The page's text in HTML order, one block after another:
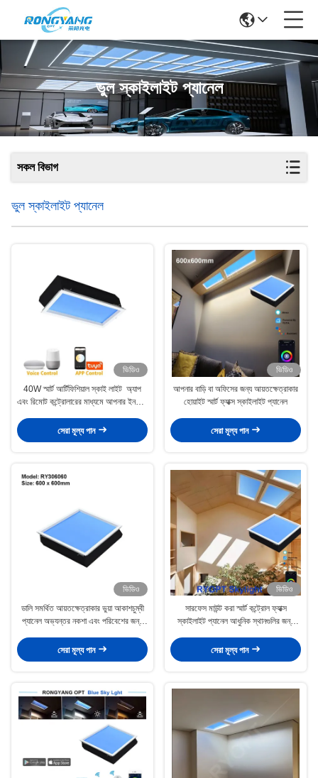
ভুল স্কাইলাইট প্যানেল
সকল বিভাগ
ভুল স্কাইলাইট প্যানেল
ভিডিও
40W স্মার্ট আর্টিফিশিয়াল স্কাই লাইট ️ অ্যাপ
এবং রিমোট কন্ট্রোলারের মাধ্যমে আপনার ইনডোর
সেরা মূল্য পান
ভিডিও
আপনার বাড়ি বা অফিসের জন্য আয়তক্ষেত্রাকার
হোয়াইট স্মার্ট ফ্যাক্স স্কাইলাইট প্যানেল
সেরা মূল্য পান
ভিডিও
ডালি সমর্থিত আয়তক্ষেত্রাকার ভুয়া আকাশচুম্বী
প্যানেল অভ্যন্তর নকশা এবং পরিবেশের জন্য
সেরা মূল্য পান
ভিডিও
সারফেস মাউন্ট করা স্মার্ট কন্ট্রোল ফ্যাক্স
স্কাইলাইট প্যানেল আধুনিক স্থানগুলির জন্য
সেরা মূল্য পান